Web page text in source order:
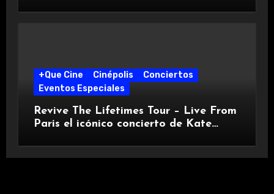
+Que Cine Cinépolis
Conciertos
Eventos Especiales
Revive The Lifetimes Tour – Live From
Paris el icónico concierto de Kate